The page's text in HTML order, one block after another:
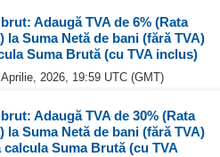
Adaugă TVA de 6% (Rata
la Suma Netă de bani (fără TVA)
Suma Brută (cu TVA inclus)
2026, 19:59 UTC (GMT)
Adaugă TVA de 30% (Rata
la Suma Netă de bani (fără TVA)
calcula Suma Brută (cu TVA